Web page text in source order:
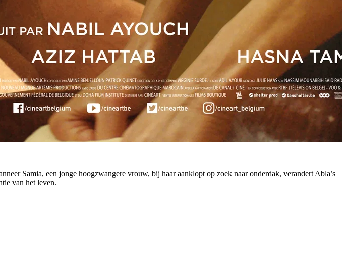
Samia, een jonge hoogzwangere vrouw, bij haar aanklopt op zoek naar onderdak, verandert Abla’s
van het leven.